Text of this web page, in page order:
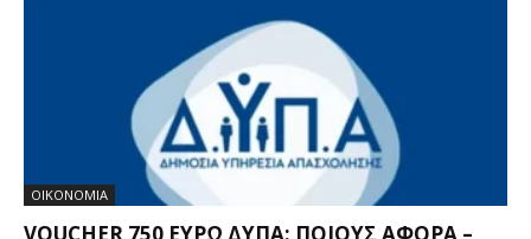
ΟΙΚΟΝΟΜΙΑ
VOUCHER 750 ΕΥΡΏ ΔΥΠΑ: ΠΟΙΟΥΣ ΑΦΟΡΆ –